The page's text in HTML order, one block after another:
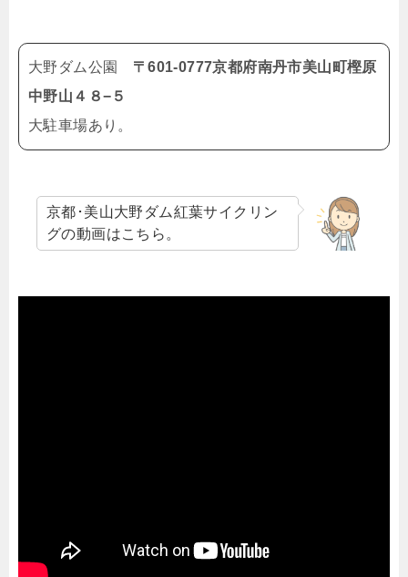
大野ダム公園 〒601-0777京都府南丹市美山町樫原
中野山４８−５
大駐車場あり。
京都･美山大野ダム紅葉サイクリン
グの動画はこちら。